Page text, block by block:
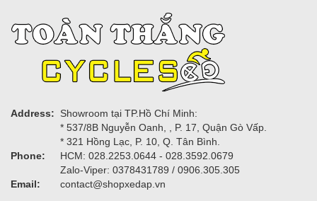
Address:
Showroom tại TP.Hồ Chí Minh:
* 537/8B Nguyễn Oanh, , P. 17, Quận Gò Vấp.
* 321 Hồng Lạc, P. 10, Q. Tân Bình.
Phone:
HCM: 028.2253.0644 - 028.3592.0679
Zalo-Viper: 0378431789 / 0906.305.305
Email:
contact@shopxedap.vn